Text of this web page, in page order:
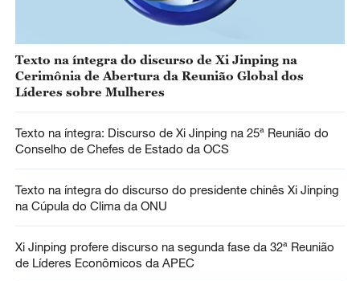
Texto na íntegra do discurso de Xi Jinping na
Cerimônia de Abertura da Reunião Global dos
Líderes sobre Mulheres
Texto na íntegra: Discurso de Xi Jinping na 25ª Reunião do
Conselho de Chefes de Estado da OCS
Texto na íntegra do discurso do presidente chinês Xi Jinping
na Cúpula do Clima da ONU
Xi Jinping profere discurso na segunda fase da 32ª Reunião
de Líderes Econômicos da APEC